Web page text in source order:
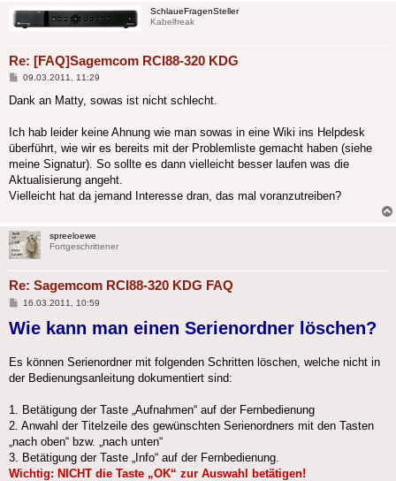
SchlaueFragenSteller
Kabelfreak
Re: [FAQ]Sagemcom RCI88-320 KDG
Beitrag
09.03.2011, 11:29
Dank an Matty, sowas ist nicht schlecht.
Ich hab leider keine Ahnung wie man sowas in eine Wiki ins Helpdesk
überführt, wie wir es bereits mit der Problemliste gemacht haben (siehe
meine Signatur). So sollte es dann vielleicht besser laufen was die
Aktualisierung angeht.
Vielleicht hat da jemand Interesse dran, das mal voranzutreiben?
spreeloewe
Fortgeschrittener
Re: Sagemcom RCI88-320 KDG FAQ
Beitrag
16.03.2011, 10:59
Wie kann man einen Serienordner löschen?
Es können Serienordner mit folgenden Schritten löschen, welche nicht in
der Bedienungsanleitung dokumentiert sind:
1. Betätigung der Taste „Aufnahmen“ auf der Fernbedienung
2. Anwahl der Titelzeile des gewünschten Serienordners mit den Tasten
„nach oben“ bzw. „nach unten“
3. Betätigung der Taste „Info“ auf der Fernbedienung.
Wichtig: NICHT die Taste „OK“ zur Auswahl betätigen!